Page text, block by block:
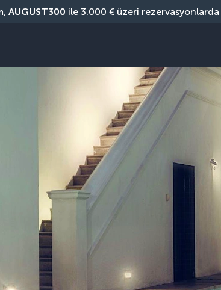
, AUGUST300 ile 3.000 € üzeri rezervasyonlarda